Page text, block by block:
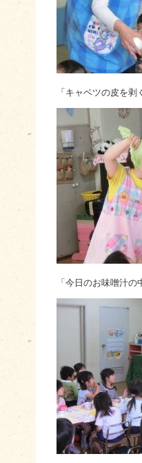
「キャベツの皮を
「今日のお味噌汁